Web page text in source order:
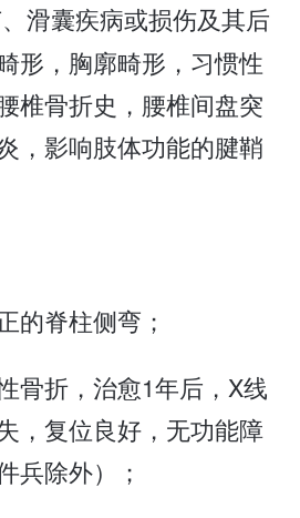
滑囊疾病或损伤及其后
形，胸廓畸形，习惯性
椎骨折史，腰椎间盘突
，影响肢体功能的腱鞘
的脊柱侧弯；
骨折，治愈1年后，X线
，复位良好，无功能障
兵除外）；